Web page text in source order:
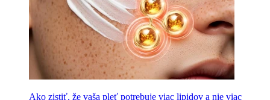
Ako zistiť, že vaša pleť potrebuje viac lipidov a nie viac